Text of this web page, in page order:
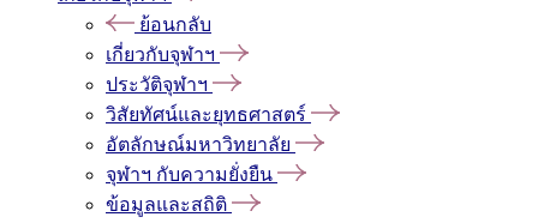
ย้อนกลับ
เกี่ยวกับจุฬาฯ
ประวัติจุฬาฯ
วิสัยทัศน์และยุทธศาสตร์
อัตลักษณ์มหาวิทยาลัย
จุฬาฯ กับความยั่งยืน
ข้อมูลและสถิติ